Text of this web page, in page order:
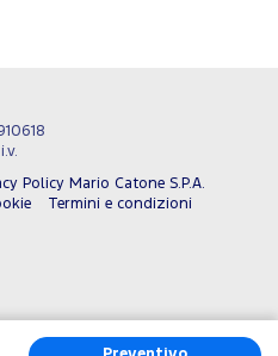
Policy Mario Catone S.P.A.
Termini e condizioni